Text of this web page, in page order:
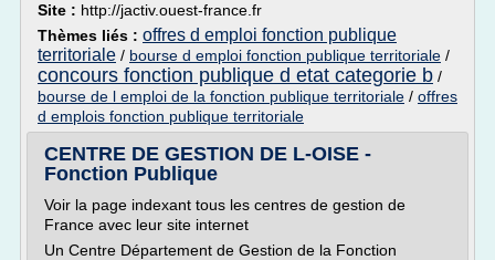
Site : http://jactiv.ouest-france.fr
Thèmes liés : offres d emploi fonction publique
territoriale / bourse d emploi fonction publique territoriale /
concours fonction publique d etat categorie b /
bourse de l emploi de la fonction publique territoriale / offres
d emplois fonction publique territoriale
CENTRE DE GESTION DE L-OISE -
Fonction Publique
Voir la page indexant tous les centres de gestion de
France avec leur site internet
Un Centre Département de Gestion de la Fonction